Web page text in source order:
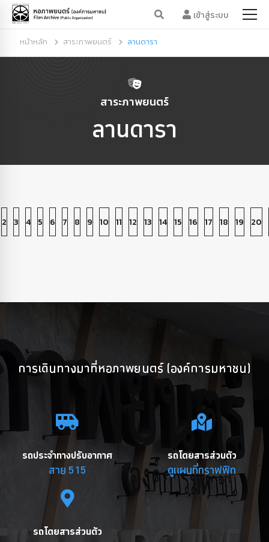
เข้าสู่ระบบ
หน้าหลัก สาระภาพยนตร์ ลานดารา
สาระภาพยนตร์
ลานดารา
2 3 4 5 6 7 8 9 10 11 12 13 14 15 16 17 18 19 20
การเดินทางมาที่หอภาพยนตร์ (องค์การมหาชน)
รถประจำทางปรับอากาศ
สาย 515
รถโดยสารส่วนตัว
ดูแผนที่กราฟฟิก
รถโดยสารส่วนตัว